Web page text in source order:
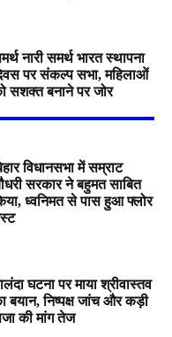
नारी समर्थ भारत स्थापना
पर संकल्प सभा, महिलाओं
सशक्त बनाने पर जोर
विधानसभा में सम्राट
सरकार ने बहुमत साबित
ध्वनिमत से पास हुआ फ्लोर
घटना पर माया श्रीवास्तव
बयान, निष्पक्ष जांच और कड़ी
की मांग तेज